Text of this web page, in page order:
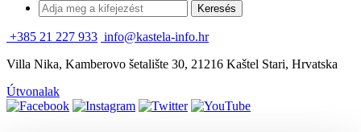
+385 21 227 933 info@kastela-info.hr
Villa Nika, Kamberovo šetalište 30, 21216 Kaštel Stari, Hrvatska
Útvonalak